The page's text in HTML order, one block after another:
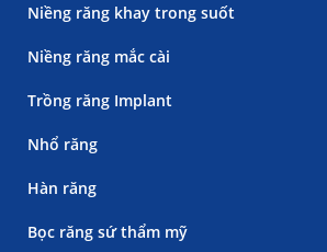
Niềng răng khay trong suốt
Niềng răng mắc cài
Trồng răng Implant
Nhổ răng
Hàn răng
Bọc răng sứ thẩm mỹ